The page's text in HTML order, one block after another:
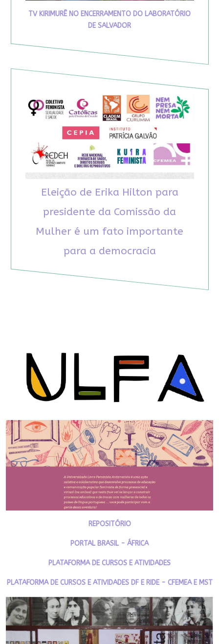
TV KIRIMURÊ NO ENCERRAMENTO DO LABORATÓRIO
DE SALVADOR
Eleição de Erika Hilton para
presidente da Comissão da
Mulher é um fato importante
para a democracia
REPOSITÓRIO
PORTAL BRASIL - ÁFRICA
PLATAFORMA DE CURSOS E ATIVIDADES
PLATAFORMA DE CURSOS E ATIVIDADES DF E RIDE - CFEMEA E MST